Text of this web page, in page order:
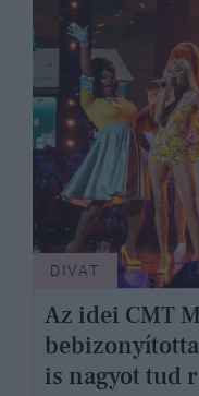
DIVAT
Az idei CMT
is nagyot tud